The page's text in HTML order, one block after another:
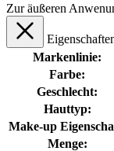
Zur äußeren
Markenlinie:
Farbe:
Geschlecht:
Hauttyp:
Make-up
Menge: